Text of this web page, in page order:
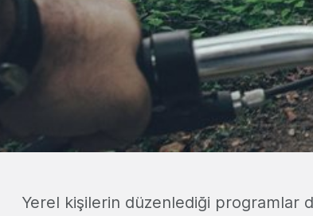
Yerel kişilerin düzenlediği programlar